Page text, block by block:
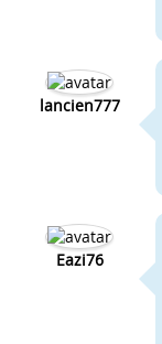
lancien777
Eazi76